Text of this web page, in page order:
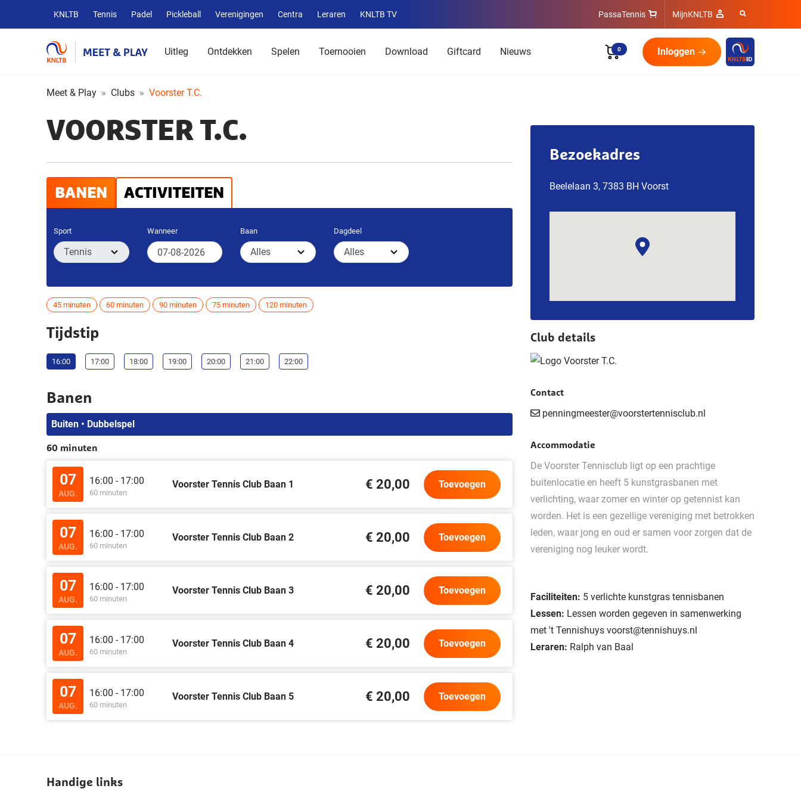
Overige
KNLTB
websites
KNLTB Tennis Padel Pickleball Verenigingen Centra Leraren KNLTB TV
Service
menu
PassaTennis MijnKNLTB
Uitleg Ontdekken Spelen Toernooien Download Giftcard Nieuws 0 Inloggen
Meet & Play Clubs Voorster T.C.
VOORSTER T.C.
BANEN ACTIVITEITEN
Sport Wanneer Baan Dagdeel
45 minuten 60 minuten 90 minuten 75 minuten 120 minuten
Tijdstip
16:00 17:00 18:00 19:00 20:00 21:00 22:00
Banen
Buiten • Dubbelspel
60 minuten
07
AUG.
16:00 - 17:00
60 minuten
Voorster Tennis Club Baan 1 € 20,00 Toevoegen
07
AUG.
16:00 - 17:00
60 minuten
Voorster Tennis Club Baan 2 € 20,00 Toevoegen
07
AUG.
16:00 - 17:00
60 minuten
Voorster Tennis Club Baan 3 € 20,00 Toevoegen
07
AUG.
16:00 - 17:00
60 minuten
Voorster Tennis Club Baan 4 € 20,00 Toevoegen
07
AUG.
16:00 - 17:00
60 minuten
Voorster Tennis Club Baan 5 € 20,00 Toevoegen
Bezoekadres
Beelelaan 3, 7383 BH Voorst
Club details
Contact
penningmeester@voorstertennisclub.nl
Accommodatie
De Voorster Tennisclub ligt op een prachtige
buitenlocatie en heeft 5 kunstgrasbanen met
verlichting, waar zomer en winter op getennist kan
worden. Het is een gezellige vereniging met betrokken
leden, waar jong en oud er samen voor zorgen dat de
vereniging nog leuker wordt.
Faciliteiten: 5 verlichte kunstgras tennisbanen
Lessen: Lessen worden gegeven in samenwerking
met 't Tennishuys voorst@tennishuys.nl
Leraren: Ralph van Baal
Handige links